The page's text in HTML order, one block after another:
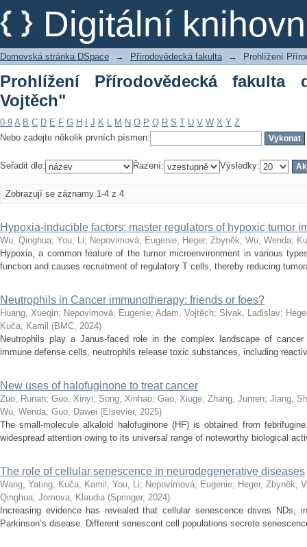
Digitální
Prohlížení Přírodovědecká fakulta dle
Domovská stránka DSpace → Přírodovědecká fakulta → Prohlížení
Prohlížení Přírodovědecká fakulta
Vojtěch"
0-9 A B C D E F G H J K L M N O P Q R S T U V W X Y Z
Nebo zadejte několik prvních písmen:
Seřadit dle: Řazení: Výsledky:
Zobrazují se záznamy 1-4 z 4
Hypoxia‑inducible factors: master regulators of hypoxic tumor
Wu, Qinghua; You, Li; Nepovimová, Eugenie; Heger, Zbyněk; Wu, Wenda;
Hypoxia, a common feature of the tumor microenvironment in various
function and causes recruitment of regulatory T cells, thereby reducing
Neutrophils in Cancer immunotherapy: friends or foes?
Huang, Xueqin; Nepovimová, Eugenie; Adam, Vojtěch; Sivak, Ladislav;
Kuča, Kamil (BMC, 2024)
Neutrophils play a Janus-faced role in the complex landscape of cancer
immune defense cells, neutrophils release toxic substances, including
New uses of halofuginone to treat cancer
Zuo, Runan; Guo, Xinyi; Song, Xinhao; Gao, Xiuge; Zhang, Junren; Jiang,
Wu, Wenda; Guo, Dawei (Elsevier, 2025)
The small-molecule alkaloid halofuginone (HF) is obtained from
widespread attention owing to its universal range of noteworthy biological
The role of cellular senescence in neurodegenerative diseases
Wang, Yating; Kuča, Kamil ; You, Li; Nepovimová, Eugenie; Heger, Zbyněk;
Qinghua; Jomova, Klaudia (Springer, 2024)
Increasing evidence has revealed that cellular senescence drives NDs,
Parkinson’s disease. Different senescent cell populations secrete